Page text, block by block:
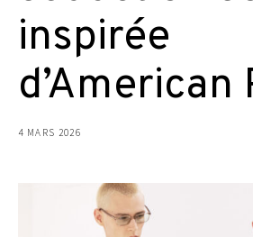
inspirée
d’American
4 MARS 2026